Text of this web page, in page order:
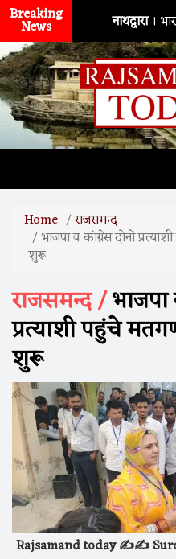
Breaking
News । भारतीय
Home राजसमन्द
भाजपा व कांग्रेस दोनों
शुरू
राजसमन्द /भाजपा
प्रत्याशी पहुंचे
शुरू
Rajsamand today ✍️✍️